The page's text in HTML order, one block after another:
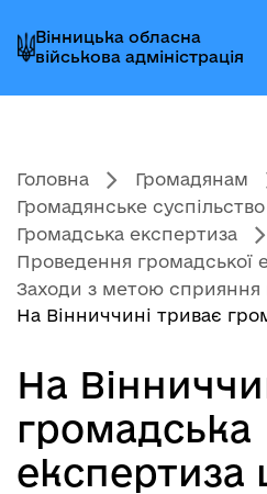
до
головного
меню
до
головного
вмісту
до
головного
колонтитула
Вінницька обласна
військова адміністрація
Головна
Громадянам
Громадянське суспільство
Громадська експертиза
Проведення громадської
Заходи з метою сприяння
На Вінниччині триває
На
громадська
експертиза